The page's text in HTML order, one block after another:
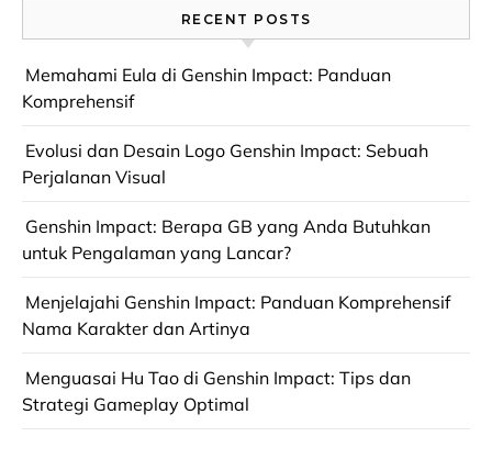
RECENT POSTS
Memahami Eula di Genshin Impact: Panduan
Komprehensif
Evolusi dan Desain Logo Genshin Impact: Sebuah
Perjalanan Visual
Genshin Impact: Berapa GB yang Anda Butuhkan
untuk Pengalaman yang Lancar?
Menjelajahi Genshin Impact: Panduan Komprehensif
Nama Karakter dan Artinya
Menguasai Hu Tao di Genshin Impact: Tips dan
Strategi Gameplay Optimal